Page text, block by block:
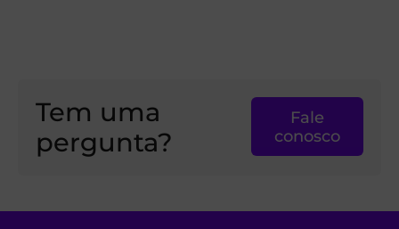
Tem uma
pergunta?
Fale
conosco